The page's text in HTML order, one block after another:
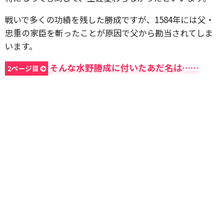
戦いで多くの功績を残した勝成ですが、1584年には父・
忠重の家臣を斬ったことが原因で父から勘当されてしま
います。
2ページ目 そんな水野勝成に付いたあだ名は……